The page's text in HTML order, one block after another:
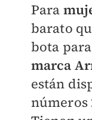
Para
barato
bota
marca
están
números